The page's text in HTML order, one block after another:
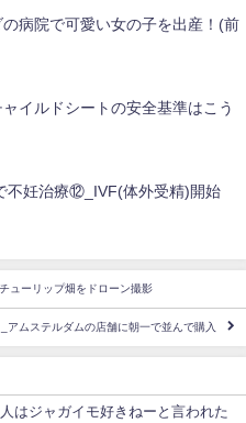
病院で可愛い女の子を出産！(前
イルドシートの安全基準はこう
不妊治療⑫_IVF(体外受精)開始
ューリップ畑をドローン撮影
アムステルダムの店舗に朝一で並んで購入
はジャガイモ好きねーと言われた